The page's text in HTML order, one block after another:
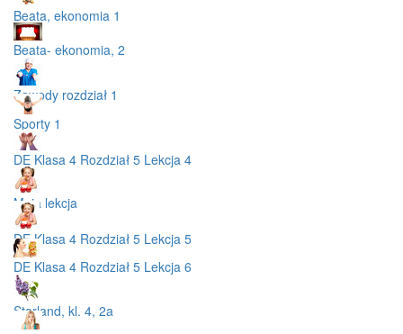
Beata, ekonomia 1
Beata- ekonomia, 2
Zawody rozdział 1
Sporty 1
DE Klasa 4 Rozdział 5 Lekcja 4
Moja lekcja
DE Klasa 4 Rozdział 5 Lekcja 5
DE Klasa 4 Rozdział 5 Lekcja 6
Starland, kl. 4, 2a